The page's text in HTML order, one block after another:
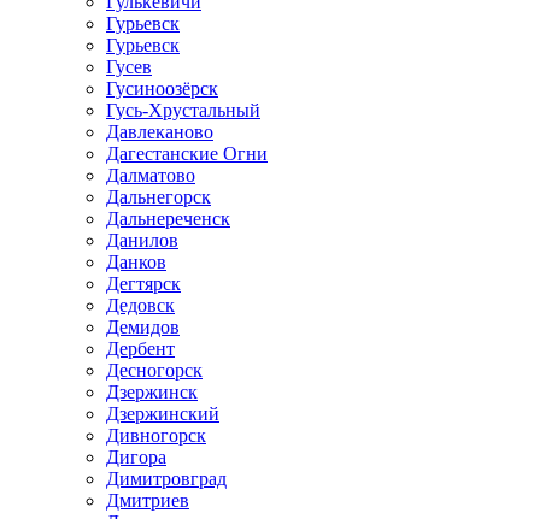
Гурьевск
Гурьевск
Гусев
Гусиноозёрск
Гусь-Хрустальный
Давлеканово
Дагестанские Огни
Далматово
Дальнегорск
Дальнереченск
Данилов
Данков
Дегтярск
Дедовск
Демидов
Дербент
Десногорск
Дзержинск
Дзержинский
Дивногорск
Дигора
Димитровград
Дмитриев